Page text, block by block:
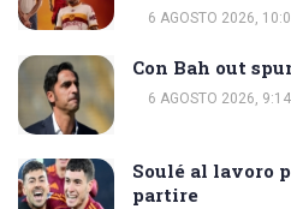
6 AGOSTO 2026,
Con Bah out
6 AGOSTO 2026, 9:14
Soulé al lavoro
partire